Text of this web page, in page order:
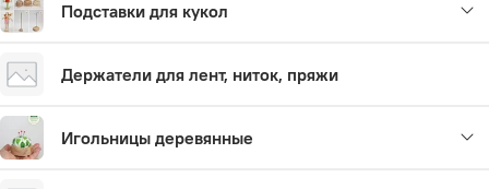
Подставки для кукол
Держатели для лент, ниток, пряжи
Игольницы деревянные